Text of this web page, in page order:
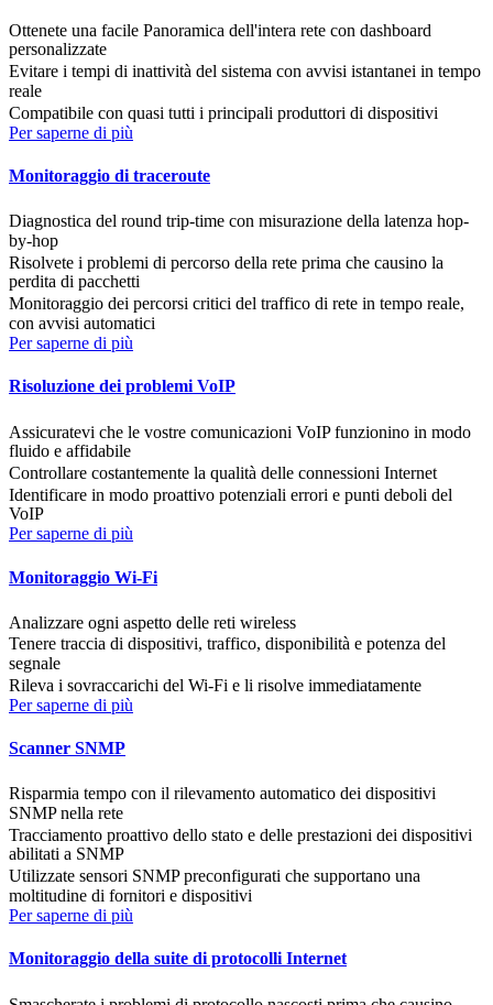
Ottenete una facile Panoramica dell'intera rete con dashboard
personalizzate
Evitare i tempi di inattività del sistema con avvisi istantanei in tempo
reale
Compatibile con quasi tutti i principali produttori di dispositivi
Per saperne di più
Monitoraggio di traceroute
Diagnostica del round trip-time con misurazione della latenza hop-
by-hop
Risolvete i problemi di percorso della rete prima che causino la
perdita di pacchetti
Monitoraggio dei percorsi critici del traffico di rete in tempo reale,
con avvisi automatici
Per saperne di più
Risoluzione dei problemi VoIP
Assicuratevi che le vostre comunicazioni VoIP funzionino in modo
fluido e affidabile
Controllare costantemente la qualità delle connessioni Internet
Identificare in modo proattivo potenziali errori e punti deboli del
VoIP
Per saperne di più
Monitoraggio Wi-Fi
Analizzare ogni aspetto delle reti wireless
Tenere traccia di dispositivi, traffico, disponibilità e potenza del
segnale
Rileva i sovraccarichi del Wi-Fi e li risolve immediatamente
Per saperne di più
Scanner SNMP
Risparmia tempo con il rilevamento automatico dei dispositivi
SNMP nella rete
Tracciamento proattivo dello stato e delle prestazioni dei dispositivi
abilitati a SNMP
Utilizzate sensori SNMP preconfigurati che supportano una
moltitudine di fornitori e dispositivi
Per saperne di più
Monitoraggio della suite di protocolli Internet